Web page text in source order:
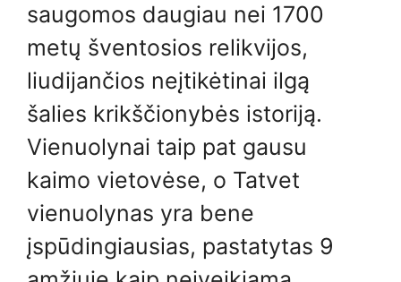
saugomos daugiau nei 1700
metų šventosios relikvijos,
liudijančios neįtikėtinai ilgą
šalies krikščionybės istoriją.
Vienuolynai taip pat gausu
kaimo vietovėse, o Tatvet
vienuolynas yra bene
įspūdingiausias, pastatytas 9